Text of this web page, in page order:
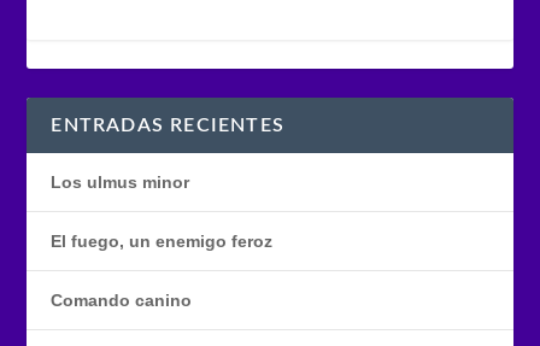
ENTRADAS RECIENTES
Los ulmus minor
El fuego, un enemigo feroz
Comando canino